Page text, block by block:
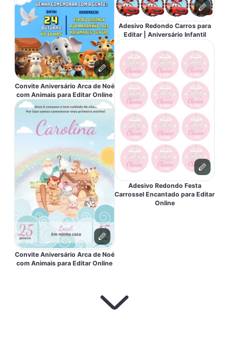
Convite Aniversário Arca de Noé
com Animais para Editar Online
Convite Aniversário Arca de Noé
com Animais para Editar Online
Adesivo Redondo Carros para
Editar | Aniversário Infantil
Adesivo Redondo Festa
Carrossel Encantado para Editar
Online